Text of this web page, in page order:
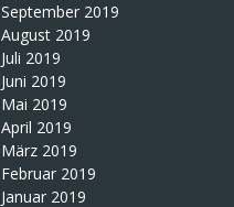
September 2019
August 2019
Juli 2019
Juni 2019
Mai 2019
April 2019
März 2019
Februar 2019
Januar 2019